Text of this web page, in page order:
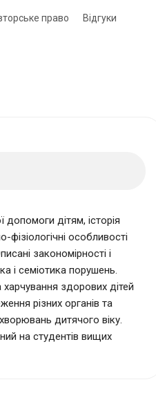
право Відгуки
допомоги дітям, історія
­фізіологічні особливості
закономірності і
і семіотика порушень.
харчування здорових дітей
різних органів та
дитячого віку.
на студентів вищих